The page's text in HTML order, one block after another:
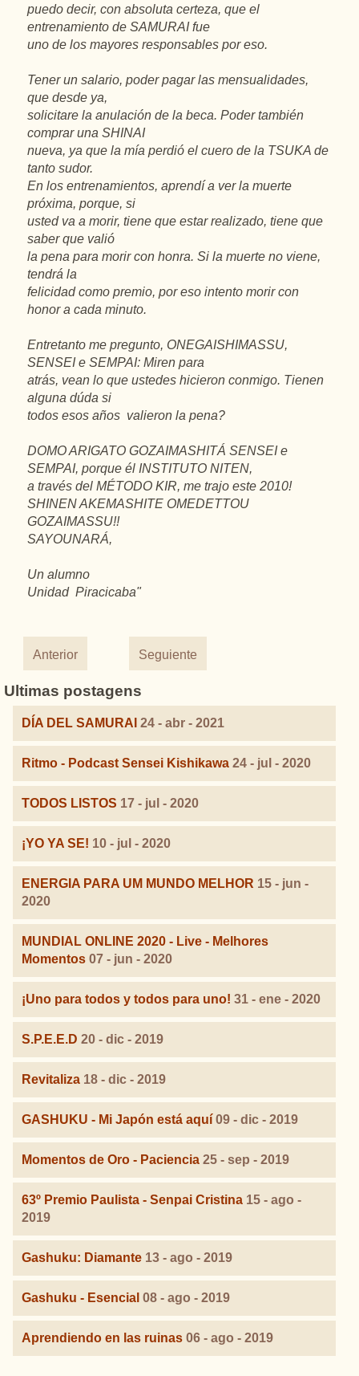
puedo decir, con absoluta certeza, que el
entrenamiento de SAMURAI fue
uno de los mayores responsables por eso.
Tener un salario, poder pagar las mensualidades,
que desde ya,
solicitare la anulación de la beca. Poder también
comprar una SHINAI
nueva, ya que la mía perdió el cuero de la TSUKA de
tanto sudor.
En los entrenamientos, aprendí a ver la muerte
próxima, porque, si
usted va a morir, tiene que estar realizado, tiene que
saber que valió
la pena para morir con honra. Si la muerte no viene,
tendrá la
felicidad como premio, por eso intento morir con
honor a cada minuto.
Entretanto me pregunto, ONEGAISHIMASSU,
SENSEI e SEMPAI: Miren para
atrás, vean lo que ustedes hicieron conmigo. Tienen
alguna dúda si
todos esos años valieron la pena?
DOMO ARIGATO GOZAIMASHITÁ SENSEI e
SEMPAI, porque él INSTITUTO NITEN,
a través del MÉTODO KIR, me trajo este 2010!
SHINEN AKEMASHITE OMEDETTOU
GOZAIMASSU!!
SAYOUNARÁ,
Un alumno
Unidad Piracicaba"
Anterior Seguiente
Ultimas postagens
DÍA DEL SAMURAI 24 - abr - 2021
Ritmo - Podcast Sensei Kishikawa 24 - jul - 2020
TODOS LISTOS 17 - jul - 2020
¡YO YA SE! 10 - jul - 2020
ENERGIA PARA UM MUNDO MELHOR 15 - jun -
2020
MUNDIAL ONLINE 2020 - Live - Melhores
Momentos 07 - jun - 2020
¡Uno para todos y todos para uno! 31 - ene - 2020
S.P.E.E.D 20 - dic - 2019
Revitaliza 18 - dic - 2019
GASHUKU - Mi Japón está aquí 09 - dic - 2019
Momentos de Oro - Paciencia 25 - sep - 2019
63º Premio Paulista - Senpai Cristina 15 - ago -
2019
Gashuku: Diamante 13 - ago - 2019
Gashuku - Esencial 08 - ago - 2019
Aprendiendo en las ruinas 06 - ago - 2019